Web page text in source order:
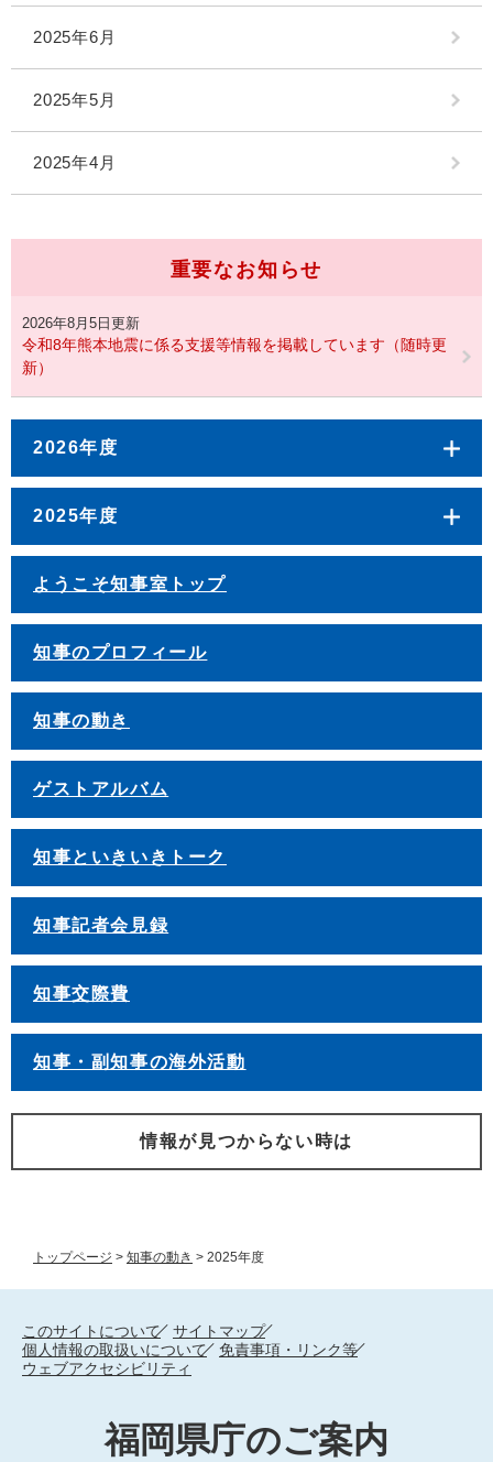
トップページ > 知事の動き > 2025年度
2025年6月
2025年5月
2025年4月
重要なお知らせ
2026年8月5日更新
令和8年熊本地震に係る支援等情報を掲載しています（随時更
新）
2026年度
2025年度
ようこそ知事室トップ
知事のプロフィール
知事の動き
ゲストアルバム
知事といきいきトーク
知事記者会見録
知事交際費
知事・副知事の海外活動
情報が見つからない時は
このサイトについて
サイトマップ
個人情報の取扱いについて
免責事項・リンク等
ウェブアクセシビリティ
福岡県庁のご案内